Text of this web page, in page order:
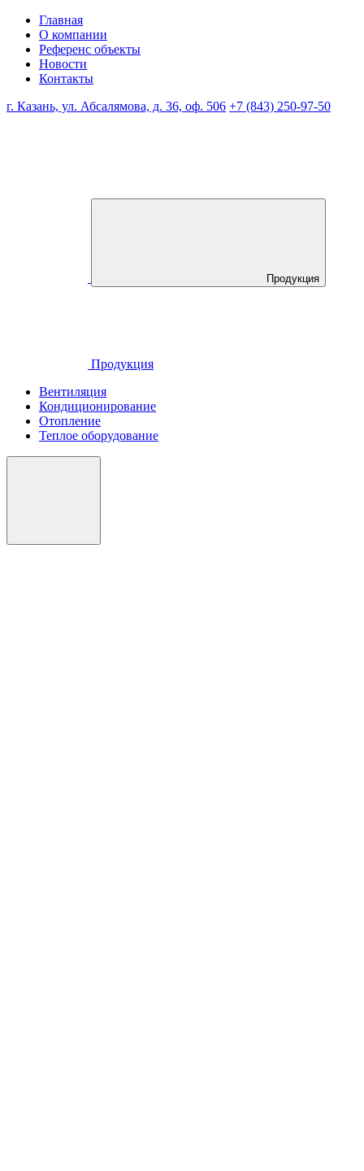
Главная
О компании
Референс объекты
Новости
Контакты
г. Казань, ул. Абсалямова, д. 36, оф. 506 +7 (843) 250-97-50
Продукция
Продукция
Вентиляция
Кондиционирование
Отопление
Теплое оборудование